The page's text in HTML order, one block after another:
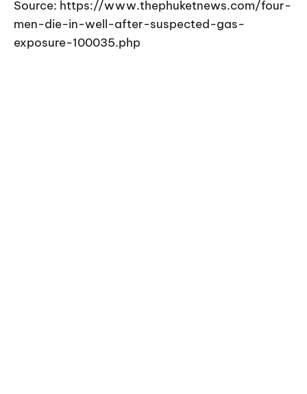
Source: https://www.thephuketnews.com/four-
men-die-in-well-after-suspected-gas-
exposure-100035.php